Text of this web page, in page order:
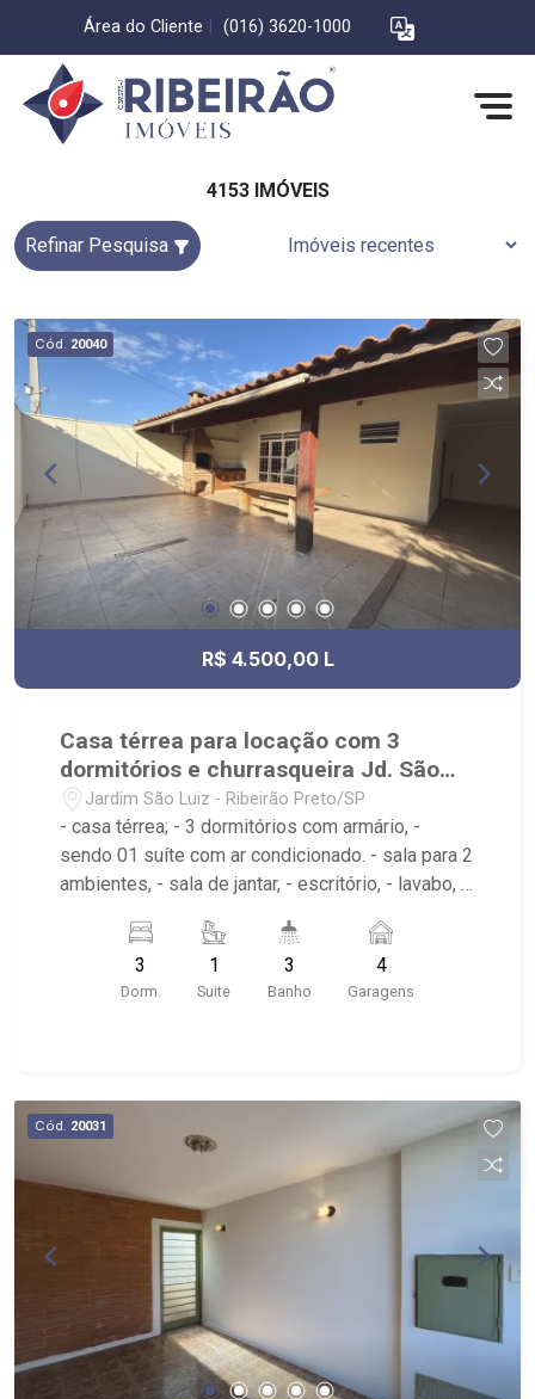
Área do Cliente (016) 3620-1000
4153 IMÓVEIS
Refinar Pesquisa
Cód. 20040
R$ 4.500,00 L
Casa térrea para locação com 3
dormitórios e churrasqueira Jd. São
LuizJardim São Luiz - Ribeirão Preto/SP
- casa térrea; - 3 dormitórios com armário, -
sendo 01 suíte com ar condicionado. - sala para 2
ambientes, - sala de jantar, - escritório, - lavabo, -
garagem para 4 automóveis. - varanda gourmet -
3
Dorm.
1
Suite
3
Banho
4
Garagens
Cód. 20031